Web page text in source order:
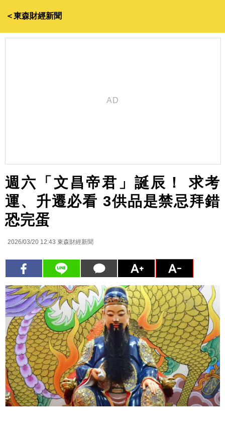
＜東森財經新聞
週六「文昌帝君」誕辰！ 求考
運、升遷必看 3供品是禁忌拜錯
恐完蛋
2026/03/20 12:43 東森財經新聞